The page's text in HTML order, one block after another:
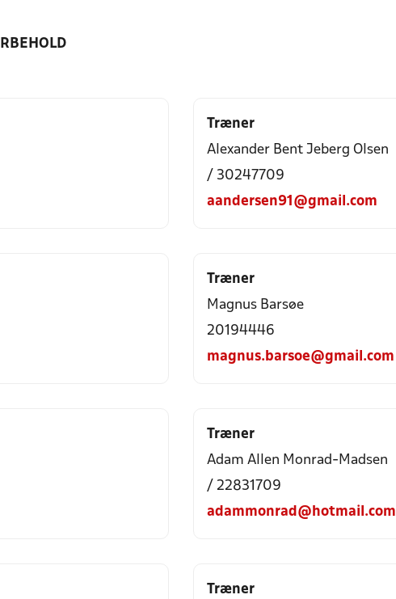
Træner
Alexander Bent Jeberg Olsen
/ 30247709
aandersen91@gmail.com
Træner
Magnus Barsøe
20194446
magnus.barsoe@gmail.com
Træner
Adam Allen Monrad-Madsen
/ 22831709
adammonrad@hotmail.com
Træner